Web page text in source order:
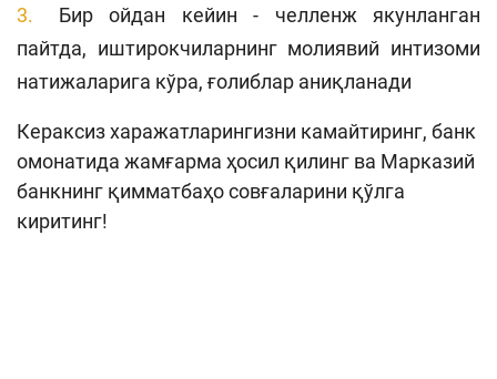
Бир ойдан кейин - челленж якунланган
пайтда, иштирокчиларнинг молиявий интизоми
натижаларига кўра, ғолиблар аниқланади
Кераксиз харажатларингизни камайтиринг, банк
омонатида жамғарма ҳосил қилинг ва Марказий
банкнинг қимматбаҳо совғаларини қўлга
киритинг!